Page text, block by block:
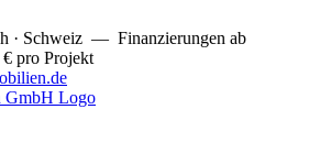
· Schweiz — Finanzierungen ab
pro Projekt